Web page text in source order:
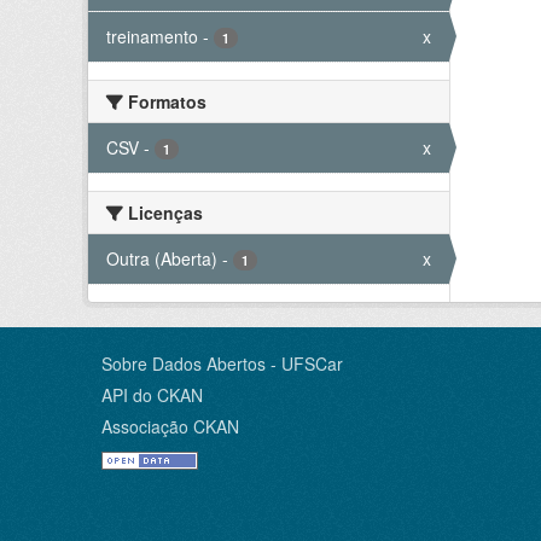
treinamento - 1 x
Formatos
CSV - 1 x
Licenças
Outra (Aberta) - 1 x
Sobre Dados Abertos - UFSCar
API do CKAN
Associação CKAN